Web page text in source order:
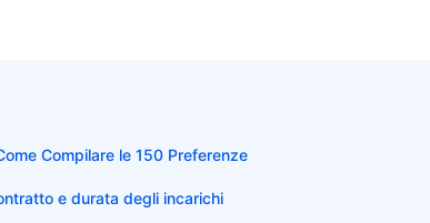
Compilare le 150 Preferenze
e durata degli incarichi